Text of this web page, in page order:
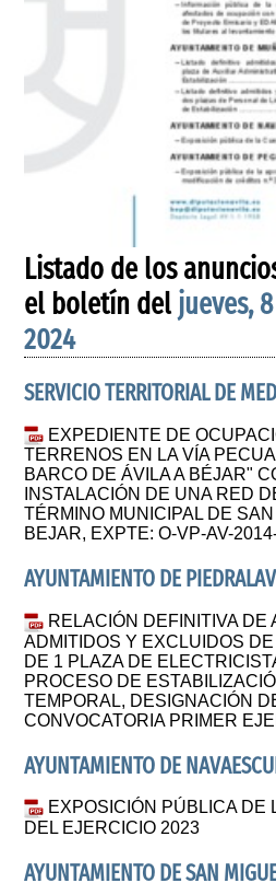
Listado de los
el boletín del jueves,
2024
SERVICIO TERRITORIAL DE
EXPEDIENTE DE
TERRENOS EN LA VÍA
BARCO DE ÁVILA A BÉJAR"
INSTALACIÓN DE UNA RED
TÉRMINO MUNICIPAL DE
BEJAR, EXPTE: O-VP-AV-
AYUNTAMIENTO DE
RELACIÓN DEFINITIVA DE
ADMITIDOS Y EXCLUIDOS
DE 1 PLAZA DE
PROCESO DE
TEMPORAL, DESIGNACIÓN
CONVOCATORIA PRIMER
AYUNTAMIENTO DE
EXPOSICIÓN PÚBLICA DE
DEL EJERCICIO 2023
AYUNTAMIENTO DE SAN